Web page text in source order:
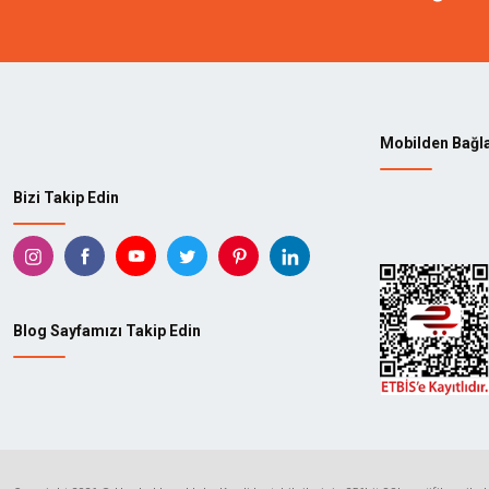
Bizi Takip Edin
Blog Sayfamızı Takip Edin
Mobilden